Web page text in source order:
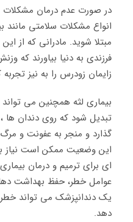
در صورت عدم درمان مشکلات
انواع مشکلات سلامتی مانند
مبتلا شوید. مادرانی که از
فرزندی به دنیا بیاورند
زایمان زودرس را به نیز تجربه
بیماری لثه همچنین می
تبدیل شود که روی دندان ها
گذارد و منجر به عفونت و
این وضعیت ممکن است نیاز
ای برای ترمیم و درمان
عوامل خطر، حفظ بهداشت
یک دندانپزشک می تواند
دهد.